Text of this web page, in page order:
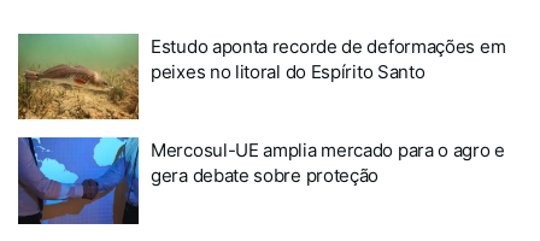
Estudo aponta recorde de deformações em
peixes no litoral do Espírito Santo
Mercosul-UE amplia mercado para o agro e
gera debate sobre proteção